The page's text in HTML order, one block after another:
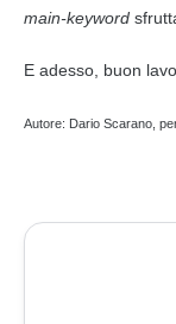
main-keyword
E adesso, buon
Autore: Dario Scarano,